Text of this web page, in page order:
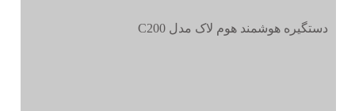
دستگیره هوشمند هوم لاک مدل C200